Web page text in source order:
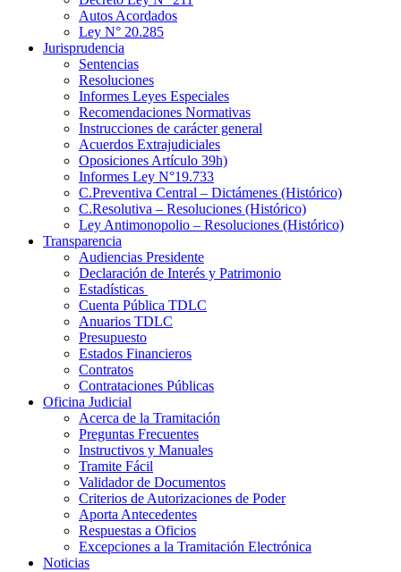
Autos Acordados
Ley N° 20.285
Jurisprudencia
Sentencias
Resoluciones
Informes Leyes Especiales
Recomendaciones Normativas
Instrucciones de carácter general
Acuerdos Extrajudiciales
Oposiciones Artículo 39h)
Informes Ley N°19.733
C.Preventiva Central – Dictámenes (Histórico)
C.Resolutiva – Resoluciones (Histórico)
Ley Antimonopolio – Resoluciones (Histórico)
Transparencia
Audiencias Presidente
Declaración de Interés y Patrimonio
Estadísticas
Cuenta Pública TDLC
Anuarios TDLC
Presupuesto
Estados Financieros
Contratos
Contrataciones Públicas
Oficina Judicial
Acerca de la Tramitación
Preguntas Frecuentes
Instructivos y Manuales
Tramite Fácil
Validador de Documentos
Criterios de Autorizaciones de Poder
Aporta Antecedentes
Respuestas a Oficios
Excepciones a la Tramitación Electrónica
Noticias